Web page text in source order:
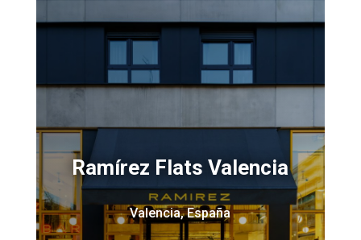
Ramírez Flats Valencia
Valencia, España